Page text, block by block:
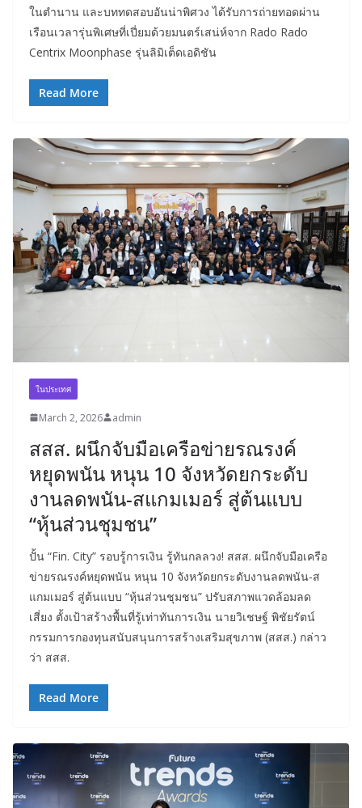
ในตำนาน และบททดสอบอันน่าพิศวง ได้รับการถ่ายทอดผ่าน
เรือนเวลารุ่นพิเศษที่เปี่ยมด้วยมนตร์เสน่ห์จาก Rado Rado
Centrix Moonphase รุ่นลิมิเต็ดเอดิชัน
Read More
ในประเทศ
March 2, 2026 admin
สสส. ผนึกจับมือเครือข่ายรณรงค์
หยุดพนัน หนุน 10 จังหวัดยกระดับ
งานลดพนัน-สแกมเมอร์ สู่ต้นแบบ
“หุ้นส่วนชุมชน”
ปั้น “Fin. City” รอบรู้การเงิน รู้ทันกลลวง! สสส. ผนึกจับมือเครือ
ข่ายรณรงค์หยุดพนัน หนุน 10 จังหวัดยกระดับงานลดพนัน-ส
แกมเมอร์ สู่ต้นแบบ “หุ้นส่วนชุมชน” ปรับสภาพแวดล้อมลด
เสี่ยง ตั้งเป้าสร้างพื้นที่รู้เท่าทันการเงิน นายวิเชษฐ์ พิชัยรัตน์
กรรมการกองทุนสนับสนุนการสร้างเสริมสุขภาพ (สสส.) กล่าว
ว่า สสส.
Read More